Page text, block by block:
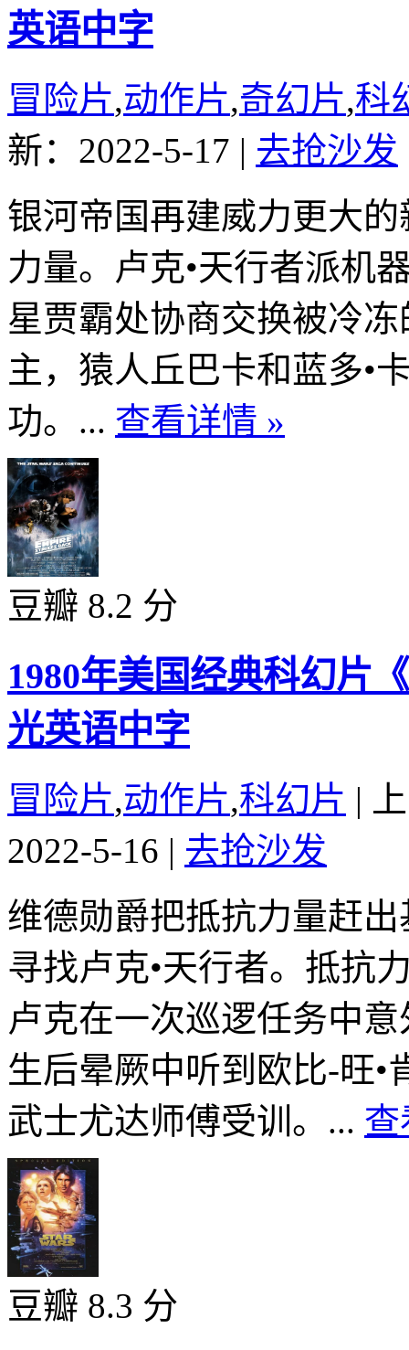
英语中字
冒险片,动作片,奇幻片,科
新：2022-5-17 | 去抢沙发
银河帝国再建威力更大
力量。卢克•天行者派机
星贾霸处协商交换被冷
主，猿人丘巴卡和蓝多•
功。... 查看详情 »
豆瓣 8.2 分
1980年美国经典科幻片
光英语中字
冒险片,动作片,科幻片 |
2022-5-16 | 去抢沙发
维德勋爵把抵抗力量赶
寻找卢克•天行者。抵抗
卢克在一次巡逻任务中
生后晕厥中听到欧比-旺
武士尤达师傅受训。... 查
豆瓣 8.3 分